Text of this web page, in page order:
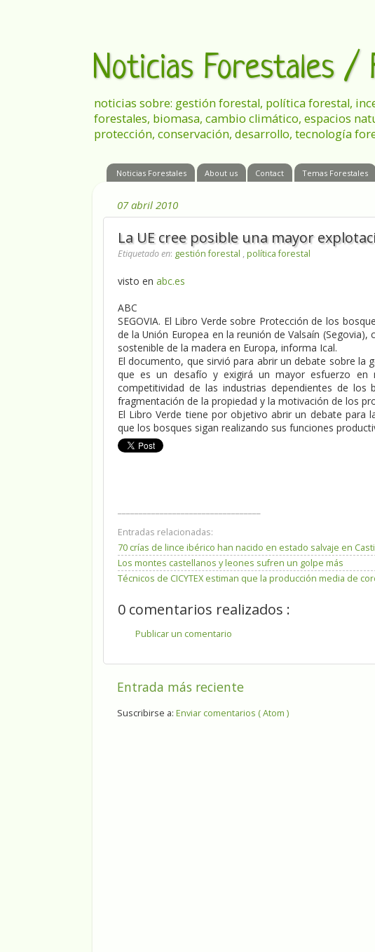
Noticias Forestales /
noticias sobre: gestión forestal, política forestal,
forestales, biomasa, cambio climático, espacios
protección, conservación, desarrollo, tecnología
Noticias Forestales About us Contact Temas Forestales
07 abril 2010
La UE cree posible una mayor
Etiquetado en: gestión forestal , política forestal
visto en abc.es
ABC
SEGOVIA. El Libro Verde sobre Protección de los
de la Unión Europea en la reunión de Valsaín
sostenible de la madera en Europa, informa Ical.
El documento, que sirvió para abrir un debate sobre la
que es un desafío y exigirá un mayor esfuerzo en
competitividad de las industrias dependientes de
fragmentación de la propiedad y la motivación de los
El Libro Verde tiene por objetivo abrir un debate para
que los bosques sigan realizando sus funciones
Entradas relacionadas:
70 crías de lince ibérico han nacido en estado salvaje en
Los montes castellanos y leones sufren un golpe más
Técnicos de CICYTEX estiman que la producción media de
0 comentarios realizados :
Publicar un comentario
Entrada más reciente
Suscribirse a: Enviar comentarios ( Atom )